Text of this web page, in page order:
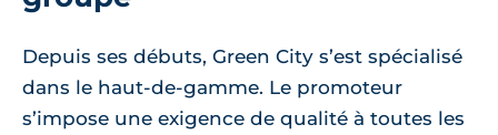
Depuis ses débuts, Green City s’est spécialisé
dans le haut-de-gamme. Le promoteur
s’impose une exigence de qualité à toutes les